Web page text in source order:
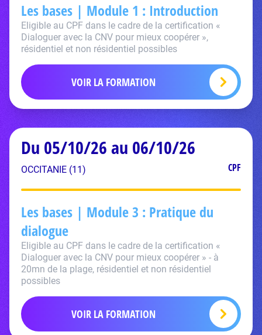
Les bases | Module 1 : Introduction
Eligible au CPF dans le cadre de la certification «
Dialoguer avec la CNV pour mieux coopérer »,
résidentiel et non résidentiel possibles
VOIR LA FORMATION
Du 05/10/26 au 06/10/26
OCCITANIE (11) CPF
Les bases | Module 3 : Pratique du
dialogue
Eligible au CPF dans le cadre de la certification «
Dialoguer avec la CNV pour mieux coopérer » - à
20mn de la plage, résidentiel et non résidentiel
possibles
VOIR LA FORMATION